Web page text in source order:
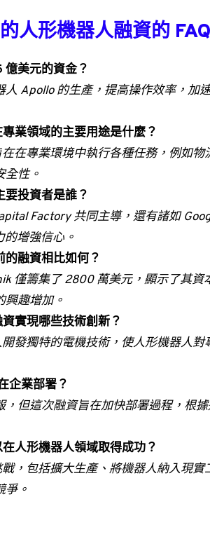
人形機器人融資的 FAQ
美元的資金？
Apollo 的生產，提高操作效率，加
業領域的主要用途是什麼？
在專業環境中執行各種任務，例如
全性。
投資者是誰？
Factory 共同主導，還有諸如
增強信心。
融資相比如何？
僅籌集了 2800 萬美元，顯示了其資
趣增加。
實現哪些技術創新？
發獨特的電機技術，使人形機器人
企業部署？
但這次融資旨在加快部署過程，根
人形機器人領域取得成功？
，包括擴大生產、將機器人納入現
爭。